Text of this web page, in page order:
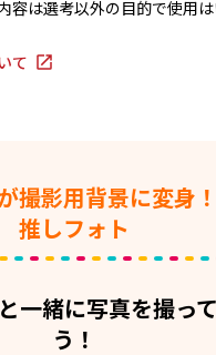
容は選考以外の目的で使用
て
撮影用背景に変身！
推しフォト
一緒に写真を撮っ
う！